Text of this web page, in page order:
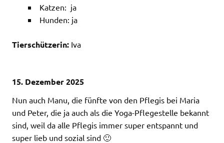
Katzen: ja
Hunden: ja
Tierschützerin: Iva
15. Dezember 2025
Nun auch Manu, die fünfte von den Pflegis bei Maria
und Peter, die ja auch als die Yoga-Pflegestelle bekannt
sind, weil da alle Pflegis immer super entspannt und
super lieb und sozial sind 🙂